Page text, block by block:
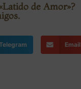
de Amor»?
Email